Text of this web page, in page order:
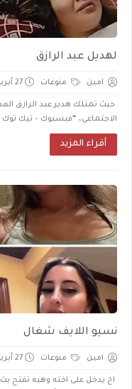
لهديل عبد الرازق
امين منوعات 27 أبريل 2025
حيث تمتلك هدير عبد الرازق
الاجتماعي، “فيسبوك – تيك توك
أقراء المزيد
نسيو اللايف شغال
امين منوعات 27 أبريل 2025
اخ يدخل على اخته وهيه تفتح